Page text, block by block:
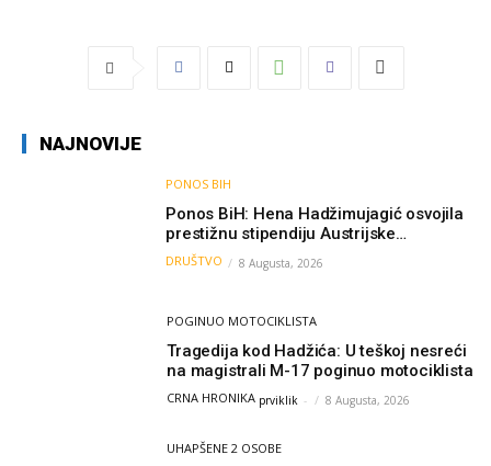
NAJNOVIJE
PONOS BIH
Ponos BiH: Hena Hadžimujagić osvojila
prestižnu stipendiju Austrijske
akademije nauka, njeno istraživanje
moglo bi pomoći djeci širom svijeta
DRUŠTVO 8 Augusta, 2026
POGINUO MOTOCIKLISTA
Tragedija kod Hadžića: U teškoj nesreći
na magistrali M-17 poginuo motociklista
CRNA HRONIKA prviklik - 8 Augusta, 2026
UHAPŠENE 2 OSOBE